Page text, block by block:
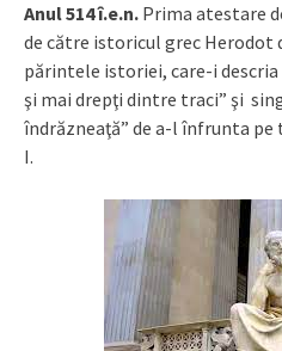
Anul 514 î.e.n. Prima atestare
de către istoricul grec Herodot
părintele istoriei, care-i
şi mai drepţi dintre traci” şi
îndrăzneaţă” de a-l înfrunta
I.